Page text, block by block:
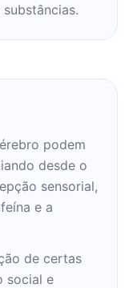
podem
desde o
sensorial,
e a
de certas
social e